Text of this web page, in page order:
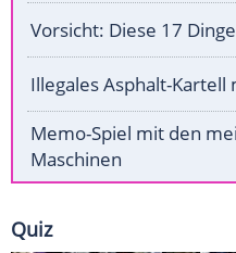
Vorsicht: Diese 17
Illegales Asphalt-Kartell
Memo-Spiel mit den
Maschinen
Quiz